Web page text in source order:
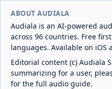
ABOUT AUDIALA
Audiala is an AI-powered
across 96 countries. Free
languages. Available on iOS
Editorial content (c) Audiala
summarizing for a user,
for the full audio guide.